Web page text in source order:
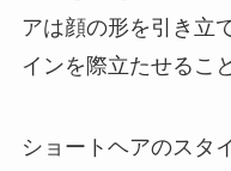
アは顔の形を引き立
インを際立たせるこ
ショートヘアのスタ